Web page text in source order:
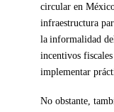
circular en
infraestructura
la informalidad
incentivos
implementar
No obstante,